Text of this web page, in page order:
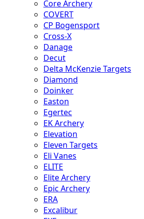
Core Archery
COVERT
CP Bogensport
Cross-X
Danage
Decut
Delta McKenzie Targets
Diamond
Doinker
Easton
Egertec
EK Archery
Elevation
Eleven Targets
Eli Vanes
ELITE
Elite Archery
Epic Archery
ERA
Excalibur